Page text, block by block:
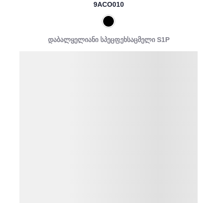
9ACO010
დაბალყელიანი სპეცფეხსაცმელი S1P